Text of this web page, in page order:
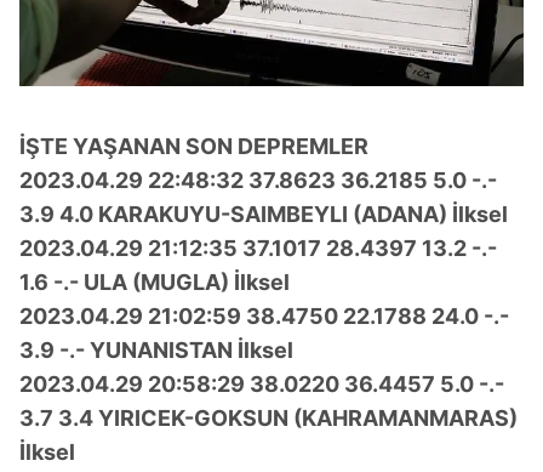
İŞTE YAŞANAN SON DEPREMLER
2023.04.29 22:48:32 37.8623 36.2185 5.0 -.-
3.9 4.0 KARAKUYU-SAIMBEYLI (ADANA) İlksel
2023.04.29 21:12:35 37.1017 28.4397 13.2 -.-
1.6 -.- ULA (MUGLA) İlksel
2023.04.29 21:02:59 38.4750 22.1788 24.0 -.-
3.9 -.- YUNANISTAN İlksel
2023.04.29 20:58:29 38.0220 36.4457 5.0 -.-
3.7 3.4 YIRICEK-GOKSUN (KAHRAMANMARAS)
İlksel